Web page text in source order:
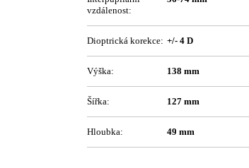
vzdálenost:
Dioptrická korekce: +/- 4 D
Výška: 138 mm
Šířka: 127 mm
Hloubka: 49 mm